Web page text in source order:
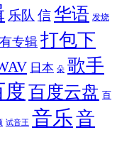
乐队 信华语 发烧
专辑 打包下
日本 朵 歌手
度百度云盘 百
试音王 音乐音